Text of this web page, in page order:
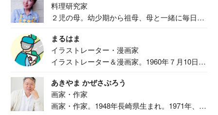
料理研究家
２児の母。幼少期から祖母、母と一緒に毎日の
まるはま
イラストレーター・漫画家
イラストレーター＆漫画家。1960年７月10日生
あきやま かぜさぶろう
画家・作家
画家・作家。1948年長崎県生まれ。1971年、